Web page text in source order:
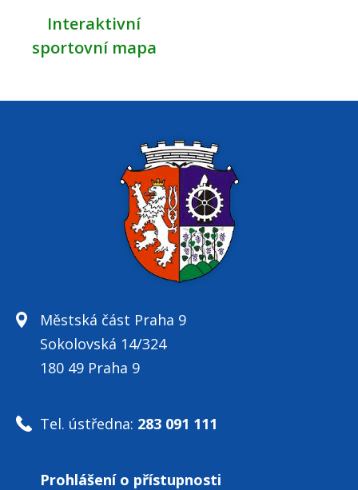
Interaktivní
sportovní mapa
Městská část Praha 9
Sokolovská 14/324
180 49 Praha 9
Tel. ústředna: 283 091 111
Prohlášení o přístupnosti